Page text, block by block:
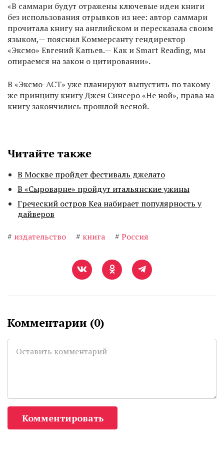
«В саммари будут отражены ключевые идеи книги
без использования отрывков из нее: автор саммари
прочитала книгу на английском и пересказала своим
языком,— пояснил Коммерсанту гендиректор
«Эксмо» Евгений Капьев.— Как и Smart Reading, мы
опираемся на закон о цитировании».
В «Эксмо-АСТ» уже планируют выпустить по такому
же принципу книгу Джен Синсеро «Не ной», права на
книгу закончились прошлой весной.
Читайте также
В Москве пройдет фестиваль джелато
В «Сыроварне» пройдут итальянские ужины
Греческий остров Кеа набирает популярность у
дайверов
# издательство # книга # Россия
Комментарии (0)
Комментировать